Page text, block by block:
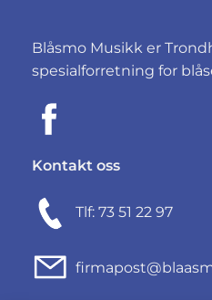
Blåsmo Musikk er
spesialforretning for
Kontakt oss
Tlf: 73 51 22 97